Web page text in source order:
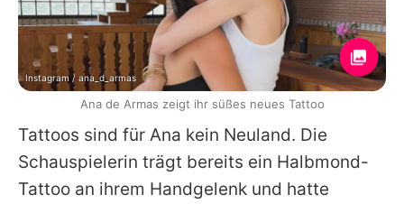
Tattoos sind für Ana kein Neuland. Die
Schauspielerin trägt bereits ein Halbmond-
Tattoo an ihrem Handgelenk und hatte
Instagram / ana_d_armas
Ana de Armas zeigt ihr süßes neues Tattoo